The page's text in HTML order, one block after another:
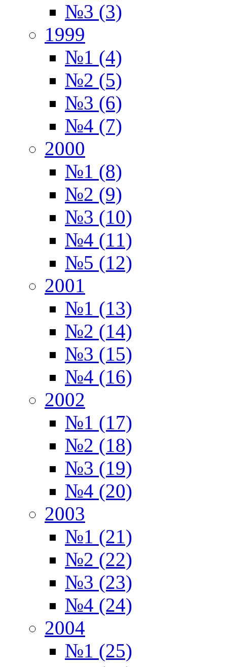
№3 (3)
1999
№1 (4)
№2 (5)
№3 (6)
№4 (7)
2000
№1 (8)
№2 (9)
№3 (10)
№4 (11)
№5 (12)
2001
№1 (13)
№2 (14)
№3 (15)
№4 (16)
2002
№1 (17)
№2 (18)
№3 (19)
№4 (20)
2003
№1 (21)
№2 (22)
№3 (23)
№4 (24)
2004
№1 (25)